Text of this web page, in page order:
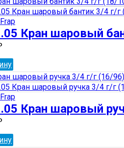
Кран шаровый
Кран шаровый